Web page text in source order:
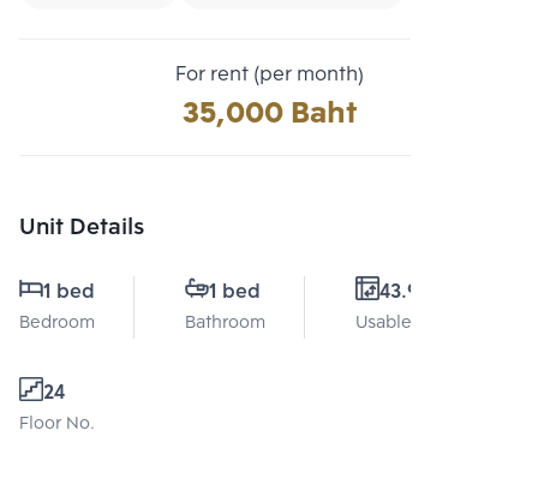
For rent (per month)
35,000 Baht
Unit Details
1 bed
Bedroom
1 bed
Bathroom
43.9 Sq.m.
Usable area
24
Floor No.